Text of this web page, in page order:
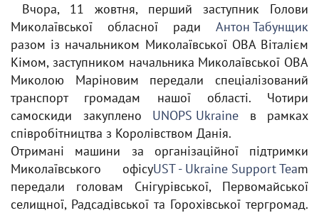
Вчора, 11 жовтня, перший заступник Голови
Миколаївської обласної ради Антон Табунщик
разом із начальником Миколаївської ОВА Віталієм
Кімом, заступником начальника Миколаївської ОВА
Миколою Маріновим передали спеціалізований
транспорт громадам нашої області. Чотири
самоскиди закуплено UNOPS Ukraine в рамках
співробітництва з Королівством Данія.
Отримані машини за організаційної підтримки
Миколаївського офісуUST - Ukraine Support Team
передали головам Снігурівської, Первомайської
селищної, Радсадівської та Горохівської тергромад.